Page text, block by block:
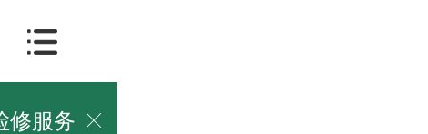
修服务 